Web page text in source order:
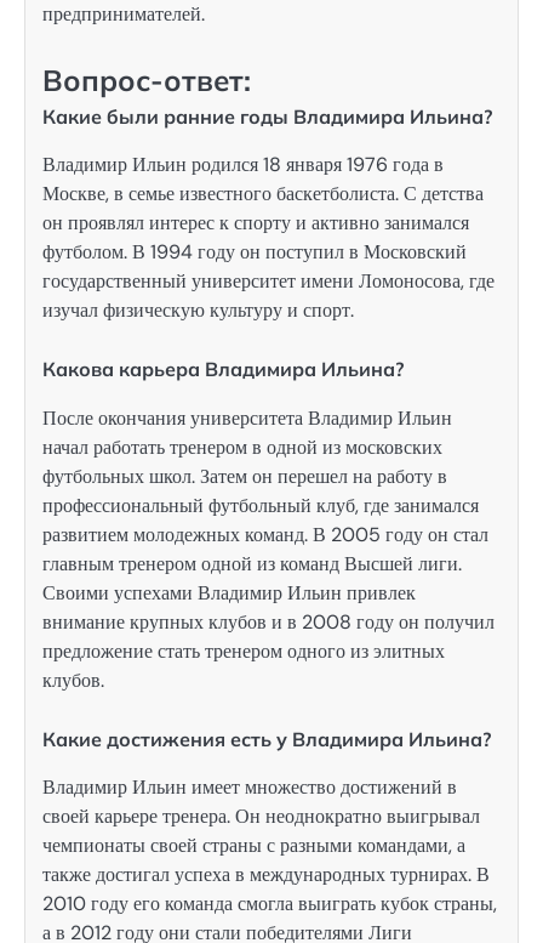
предпринимателей.
Вопрос-ответ:
Какие были ранние годы Владимира Ильина?
Владимир Ильин родился 18 января 1976 года в
Москве, в семье известного баскетболиста. С детства
он проявлял интерес к спорту и активно занимался
футболом. В 1994 году он поступил в Московский
государственный университет имени Ломоносова, где
изучал физическую культуру и спорт.
Какова карьера Владимира Ильина?
После окончания университета Владимир Ильин
начал работать тренером в одной из московских
футбольных школ. Затем он перешел на работу в
профессиональный футбольный клуб, где занимался
развитием молодежных команд. В 2005 году он стал
главным тренером одной из команд Высшей лиги.
Своими успехами Владимир Ильин привлек
внимание крупных клубов и в 2008 году он получил
предложение стать тренером одного из элитных
клубов.
Какие достижения есть у Владимира Ильина?
Владимир Ильин имеет множество достижений в
своей карьере тренера. Он неоднократно выигрывал
чемпионаты своей страны с разными командами, а
также достигал успеха в международных турнирах. В
2010 году его команда смогла выиграть кубок страны,
а в 2012 году они стали победителями Лиги